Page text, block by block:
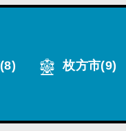
(8) 枚方市(9)